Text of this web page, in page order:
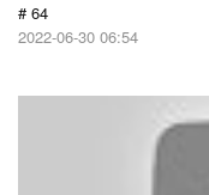
# 64
2022-06-30 06:54